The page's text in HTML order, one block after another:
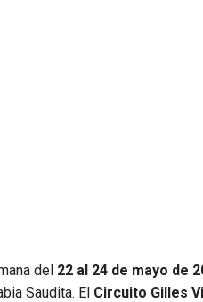
del 22 al 24 de mayo de
Saudita. El Circuito Gilles